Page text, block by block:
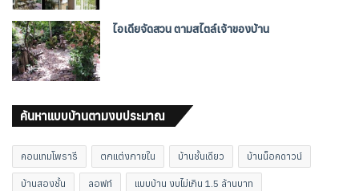
ไอเดียจัดสวน ตามสไตล์เจ้าของบ้าน
ค้นหาแบบบ้านตามงบประมาณ
คอนเทมโพรารี ตกแต่งภายใน บ้านชั้นเดียว บ้านน็อคดาวน์
บ้านสองชั้น ลอฟท์ แบบบ้าน งบไม่เกิน 1.5 ล้านบาท